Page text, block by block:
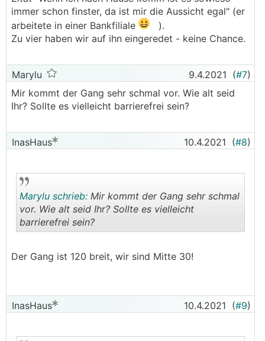
immer schon finster, da ist mir die Aussicht egal" (er
arbeitete in einer Bankfiliale
).
Zu vier haben wir auf ihn eingeredet - keine Chance.
Marylu 9.4.2021 (#7)
Mir kommt der Gang sehr schmal vor. Wie alt seid
Ihr? Sollte es vielleicht barrierefrei sein?
InasHaus 10.4.2021 (#8)
Marylu schrieb: Mir kommt der Gang sehr schmal
vor. Wie alt seid Ihr? Sollte es vielleicht
barrierefrei sein?
Der Gang ist 120 breit, wir sind Mitte 30!
InasHaus 10.4.2021 (#9)